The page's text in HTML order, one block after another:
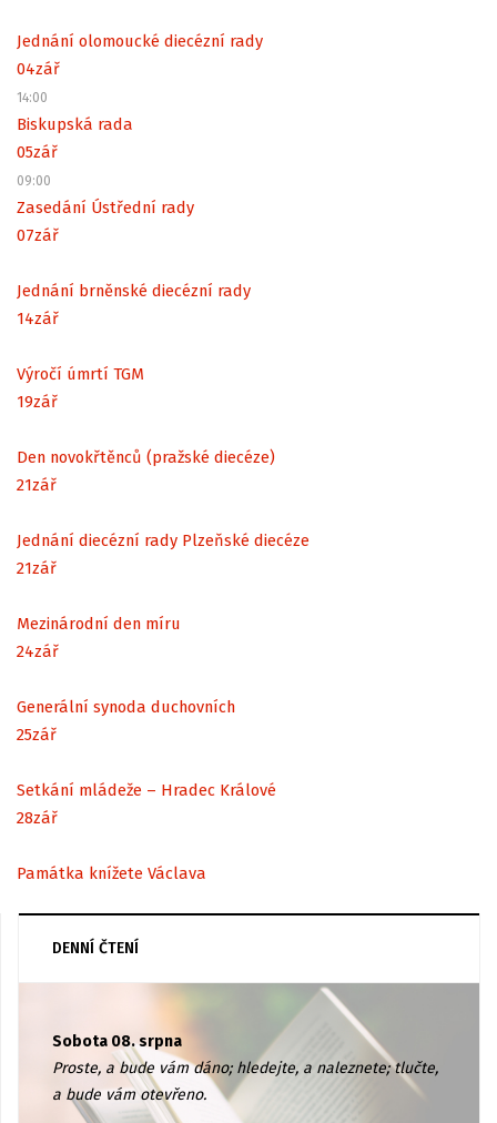
Jednání olomoucké diecézní rady
04zář
14:00
Biskupská rada
05zář
09:00
Zasedání Ústřední rady
07zář
Jednání brněnské diecézní rady
14zář
Výročí úmrtí TGM
19zář
Den novokřtěnců (pražské diecéze)
21zář
Jednání diecézní rady Plzeňské diecéze
21zář
Mezinárodní den míru
24zář
Generální synoda duchovních
25zář
Setkání mládeže – Hradec Králové
28zář
Památka knížete Václava
DENNÍ ČTENÍ
Sobota 08. srpna
Proste, a bude vám dáno; hledejte, a naleznete; tlučte,
a bude vám otevřeno.